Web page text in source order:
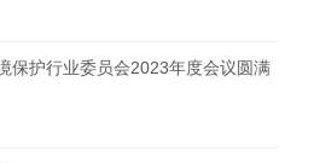
保护行业委员会2023年度会议圆满